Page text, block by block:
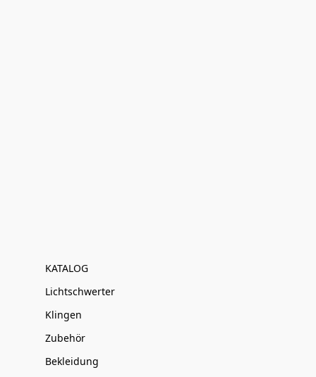
KATALOG
Lichtschwerter
Klingen
Zubehör
Bekleidung